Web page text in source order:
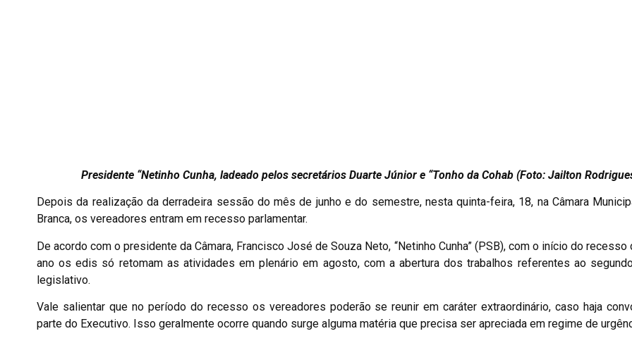
Presidente “Netinho Cunha, ladeado pelos secretários Duarte Júnior e “Tonho da Cohab (Foto: Jailton
Depois da realização da derradeira sessão do mês de junho e do semestre, nesta quinta-feira, 18, na Câmara
Branca, os vereadores entram em recesso parlamentar.
De acordo com o presidente da Câmara, Francisco José de Souza Neto, “Netinho Cunha” (PSB), com o início do
ano os edis só retomam as atividades em plenário em agosto, com a abertura dos trabalhos referentes ao
legislativo.
Vale salientar que no período do recesso os vereadores poderão se reunir em caráter extraordinário, caso haja
parte do Executivo. Isso geralmente ocorre quando surge alguma matéria que precisa ser apreciada em regime de